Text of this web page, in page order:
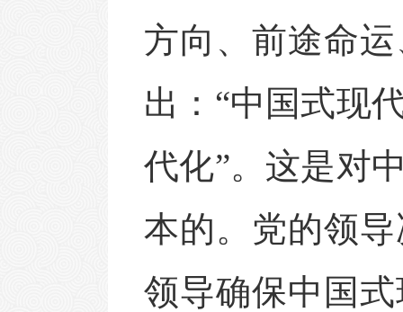
方向、前途命
出： “中国式现
代化”。这是对
本的。党的领
领导确保中国